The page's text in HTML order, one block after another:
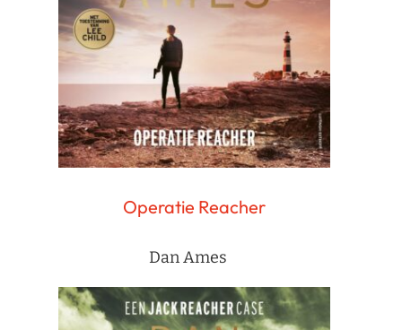
Operatie Reacher
Dan Ames